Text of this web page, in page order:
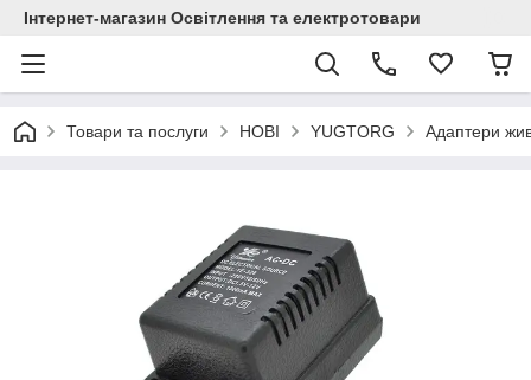
Інтернет-магазин Освітлення та електротовари
Товари та послуги НОВІ YUGTORG Адаптери